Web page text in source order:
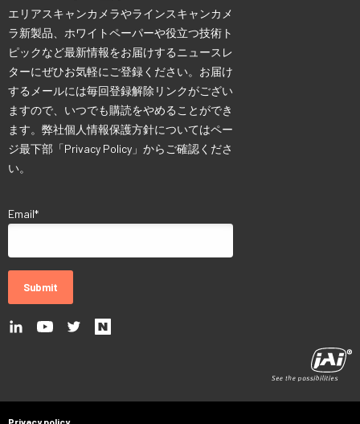
エリアスキャンカメラやラインスキャンカメ
ラ新製品、ホワイトペーパーや役立つ技術ト
ピックなど最新情報をお届けするニュースレ
ターにぜひお気軽にご登録ください。お届け
するメールには毎回登録解除リンクがござい
ますので、いつでも購読をやめることができ
ます。弊社個人情報保護方針についてはペー
ジ最下部「Privacy Policy」からご確認くださ
い。
Email*